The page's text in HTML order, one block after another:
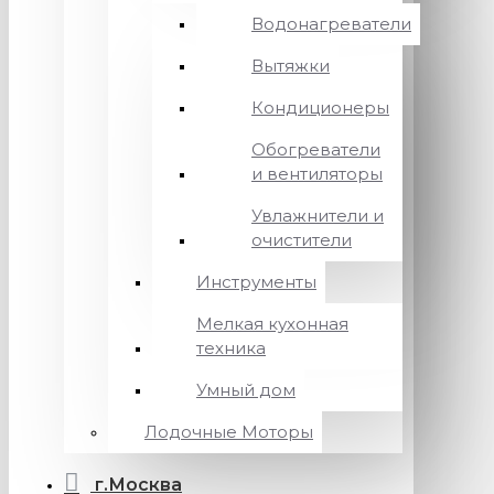
Водонагреватели
Вытяжки
Кондиционеры
Обогреватели
и вентиляторы
Увлажнители и
очистители
Инструменты
Мелкая кухонная
техника
Умный дом
Лодочные Моторы
г.Москва